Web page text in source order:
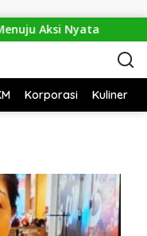
Aksi Nyata
Korporasi Kuliner